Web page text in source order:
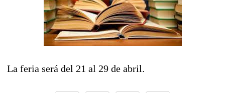
La feria será del 21 al 29 de abril.